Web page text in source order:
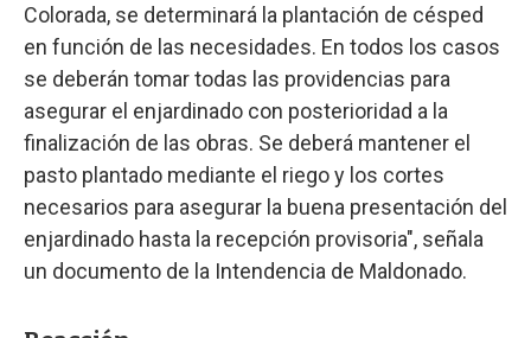
Colorada, se determinará la plantación de césped
en función de las necesidades. En todos los casos
se deberán tomar todas las providencias para
asegurar el enjardinado con posterioridad a la
finalización de las obras. Se deberá mantener el
pasto plantado mediante el riego y los cortes
necesarios para asegurar la buena presentación del
enjardinado hasta la recepción provisoria", señala
un documento de la Intendencia de Maldonado.